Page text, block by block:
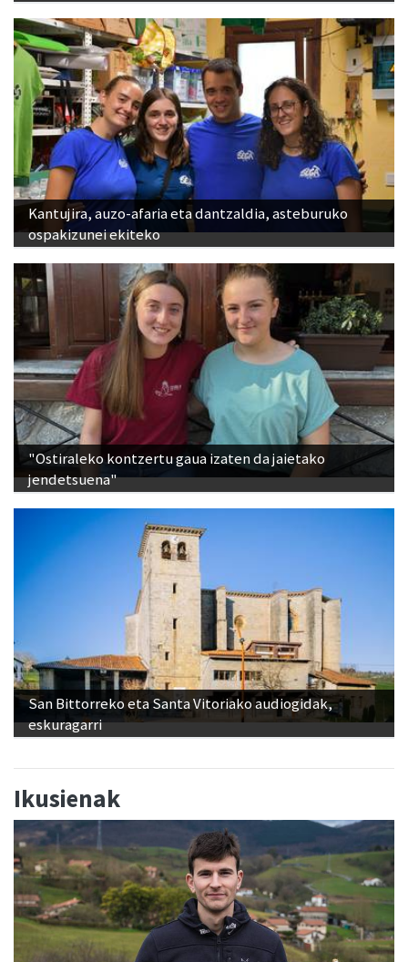
Kantujira, auzo-afaria eta dantzaldia, asteburuko
ospakizunei ekiteko
"Ostiraleko kontzertu gaua izaten da jaietako
jendetsuena"
San Bittorreko eta Santa Vitoriako audiogidak,
eskuragarri
Ikusienak